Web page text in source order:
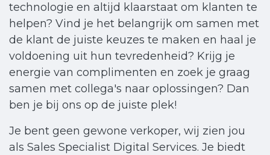
technologie en altijd klaarstaat om klanten te
helpen? Vind je het belangrijk om samen met
de klant de juiste keuzes te maken en haal je
voldoening uit hun tevredenheid? Krijg je
energie van complimenten en zoek je graag
samen met collega's naar oplossingen? Dan
ben je bij ons op de juiste plek!
Je bent geen gewone verkoper, wij zien jou
als Sales Specialist Digital Services. Je biedt